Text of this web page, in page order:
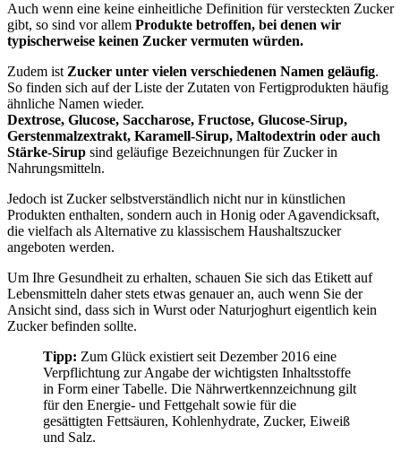
Auch wenn eine keine einheitliche Definition für versteckten Zucker
gibt, so sind vor allem Produkte betroffen, bei denen wir
typischerweise keinen Zucker vermuten würden.
Zudem istZucker unter vielen verschiedenen Namen geläufig.
So finden sich auf der Liste der Zutaten von Fertigprodukten häufig
ähnliche Namen wieder.
Dextrose, Glucose, Saccharose, Fructose, Glucose-Sirup,
Gerstenmalzextrakt, Karamell-Sirup, Maltodextrin oder auch
Stärke-Sirup sind geläufige Bezeichnungen für Zucker in
Nahrungsmitteln.
Jedoch ist Zucker selbstverständlich nicht nur in künstlichen
Produkten enthalten, sondern auch in Honig oder Agavendicksaft,
die vielfach als Alternative zu klassischem Haushaltszucker
angeboten werden.
Um Ihre Gesundheit zu erhalten, schauen Sie sich das Etikett auf
Lebensmitteln daher stets etwas genauer an, auch wenn Sie der
Ansicht sind, dass sich in Wurst oder Naturjoghurt eigentlich kein
Zucker befinden sollte.
Tipp: Zum Glück existiert seit Dezember 2016 eine
Verpflichtung zur Angabe der wichtigsten Inhaltsstoffe
in Form einer Tabelle. Die Nährwertkennzeichnung gilt
für den Energie- und Fettgehalt sowie für die
gesättigten Fettsäuren, Kohlenhydrate, Zucker, Eiweiß
und Salz.